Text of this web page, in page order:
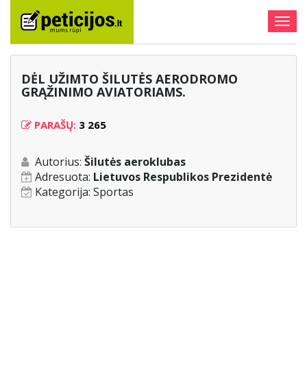
DĖL UŽIMTO ŠILUTĖS AERODROMO
GRĄŽINIMO AVIATORIAMS.
PARAŠŲ: 3 265
Autorius: Šilutės aeroklubas
Adresuota: Lietuvos Respublikos Prezidentė
Kategorija: Sportas